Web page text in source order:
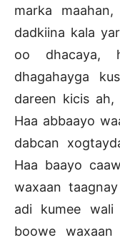
marka
dadkiina kala
oo dhacaya,
dhagahayga
dareen kicis
Haa abbaayo
dabcan
Haa baayo
waxaan
adi kumee
boowe waxaan